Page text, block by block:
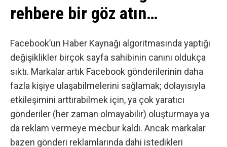
rehbere bir göz atın…
Facebook’un Haber Kaynağı algoritmasında yaptığı
değişiklikler birçok sayfa sahibinin canını oldukça
sıktı. Markalar artık Facebook gönderilerinin daha
fazla kişiye ulaşabilmelerini sağlamak; dolayısıyla
etkileşimini arttırabilmek için, ya çok yaratıcı
gönderiler (her zaman olmayabilir) oluşturmaya ya
da reklam vermeye mecbur kaldı. Ancak markalar
bazen gönderi reklamlarında dahi istedikleri